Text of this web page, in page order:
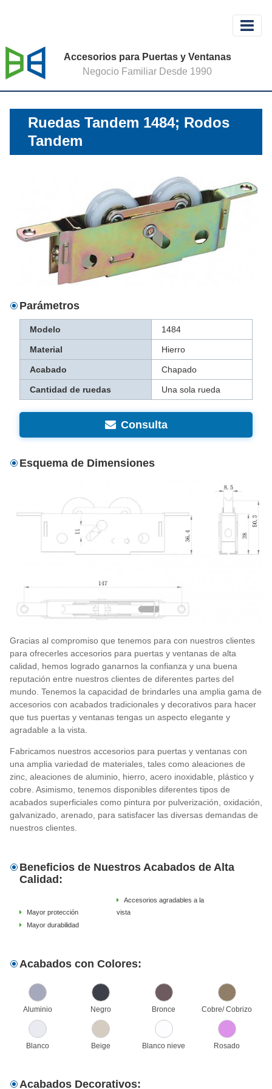
Accesorios para Puertas y Ventanas
Negocio Familiar Desde 1990
Ruedas Tandem 1484; Rodos
Tandem
Parámetros
Modelo 1484
Material Hierro
Acabado Chapado
Cantidad de ruedas Una sola rueda
Consulta
Esquema de Dimensiones
Gracias al compromiso que tenemos para con nuestros clientes
para ofrecerles accesorios para puertas y ventanas de alta
calidad, hemos logrado ganarnos la confianza y una buena
reputación entre nuestros clientes de diferentes partes del
mundo. Tenemos la capacidad de brindarles una amplia gama de
accesorios con acabados tradicionales y decorativos para hacer
que tus puertas y ventanas tengas un aspecto elegante y
agradable a la vista.
Fabricamos nuestros accesorios para puertas y ventanas con
una amplia variedad de materiales, tales como aleaciones de
zinc, aleaciones de aluminio, hierro, acero inoxidable, plástico y
cobre. Asimismo, tenemos disponibles diferentes tipos de
acabados superficiales como pintura por pulverización, oxidación,
galvanizado, arenado, para satisfacer las diversas demandas de
nuestros clientes.
Beneficios de Nuestros Acabados de Alta
Calidad:
Mayor protección
Accesorios agradables a la
vista
Mayor durabilidad
Acabados con Colores:
Aluminio Negro Bronce Cobre/ Cobrizo
Blanco Beige Blanco nieve Rosado
Acabados Decorativos: